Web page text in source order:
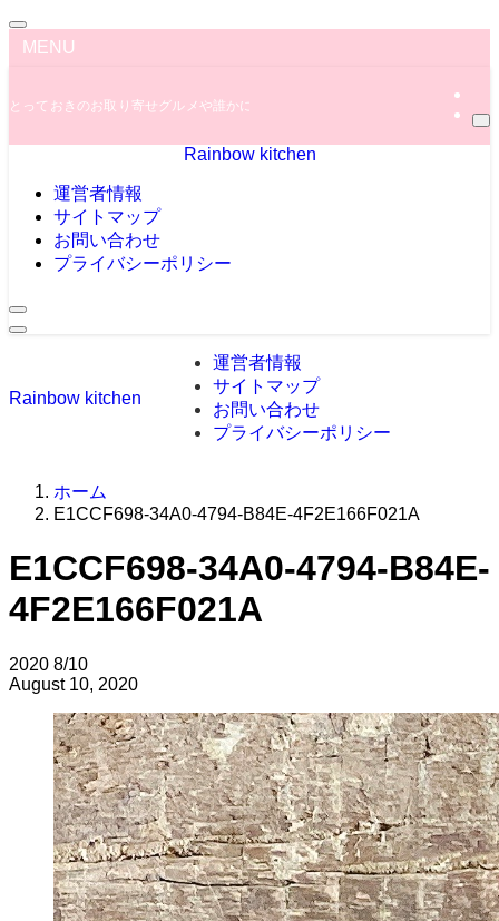
MENU
とっておきのお取り寄せグルメや誰かに教えたくなっちゃう秘密のグルメ情報
Rainbow kitchen
運営者情報
サイトマップ
お問い合わせ
プライバシーポリシー
Rainbow kitchen
運営者情報
サイトマップ
お問い合わせ
プライバシーポリシー
ホーム
E1CCF698-34A0-4794-B84E-4F2E166F021A
E1CCF698-34A0-4794-B84E-
4F2E166F021A
2020 8/10
August 10, 2020